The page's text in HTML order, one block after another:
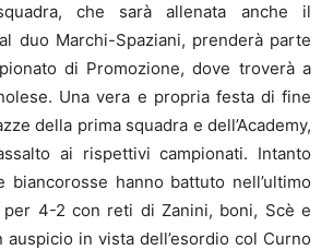
che sarà allenata anche il
duo Marchi-Spaziani, prenderà parte
di Promozione, dove troverà a
Una vera e propria festa di fine
della prima squadra e dell’Academy,
ai rispettivi campionati. Intanto
biancorosse hanno battuto nell’ultimo
4-2 con reti di Zanini, boni, Scè e
auspicio in vista dell’esordio col Curno